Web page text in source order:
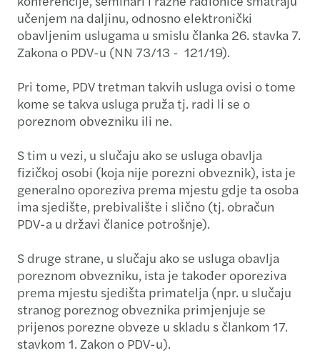
učenjem na daljinu, odnosno elektronički
obavljenim uslugama u smislu članka 26. stavka 7.
Zakona o PDV-u (NN 73/13 - 121/19).
Pri tome, PDV tretman takvih usluga ovisi o tome
kome se takva usluga pruža tj. radi li se o
poreznom obvezniku ili ne.
S tim u vezi, u slučaju ako se usluga obavlja
fizičkoj osobi (koja nije porezni obveznik), ista je
generalno oporeziva prema mjestu gdje ta osoba
ima sjedište, prebivalište i slično (tj. obračun
PDV-a u državi članice potrošnje).
S druge strane, u slučaju ako se usluga obavlja
poreznom obvezniku, ista je također oporeziva
prema mjestu sjedišta primatelja (npr. u slučaju
stranog poreznog obveznika primjenjuje se
prijenos porezne obveze u skladu s člankom 17.
stavkom 1. Zakon o PDV-u).